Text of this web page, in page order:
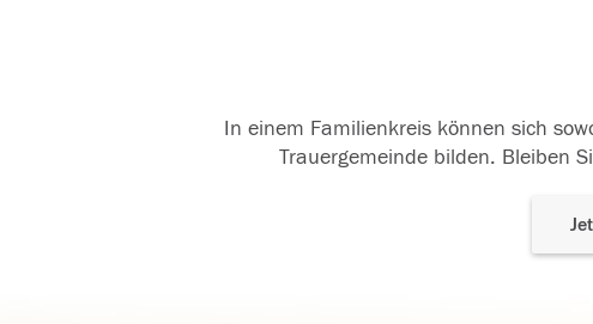
In einem Familienkreis können sich
Trauergemeinde bilden. Bleiben